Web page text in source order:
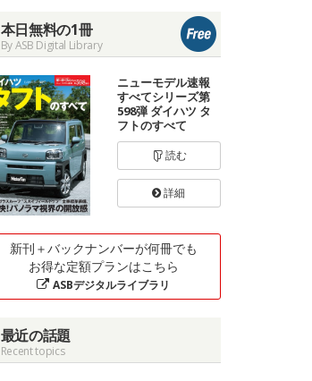
本日無料の1冊
By ASB Digital Library
ニューモデル速報
すべてシリーズ第
598弾 ダイハツ タ
フトのすべて
読む
詳細
新刊＋バックナンバーが何冊でも
お得な定額プランはこちら
ASBデジタルライブラリ
最近の話題
Recent topics